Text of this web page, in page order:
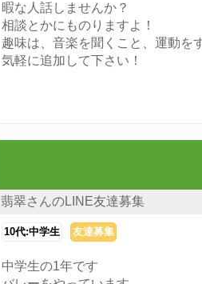
暇な人話しませんか？
相談とかにものりますよ！
趣味は、音楽を聞くこと、運動を
気軽に追加して下さい！
翡翠さんのLINE友達募集
10代:中学生 友達募集
中学生の1年です